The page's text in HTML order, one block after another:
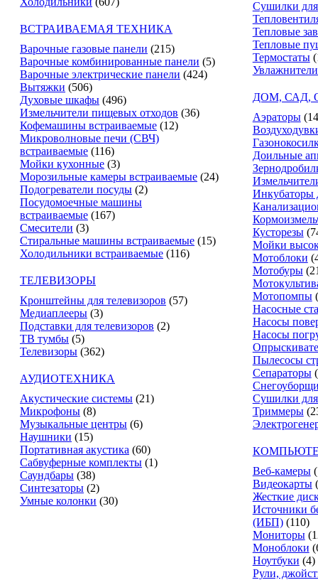
ВСТРАИВАЕМАЯ ТЕХНИКА
Варочные газовые панели (215)
Варочные комбинированные панели (5)
Варочные электрические панели (424)
Вытяжки (506)
Духовые шкафы (496)
Измельчители пищевых отходов (36)
Кофемашины встраиваемые (12)
Микроволновые печи (СВЧ)
встраиваемые (116)
Мойки кухонные (3)
Морозильные камеры встраиваемые (24)
Подогреватели посуды (2)
Посудомоечные машины
встраиваемые (167)
Смесители (3)
Стиральные машины встраиваемые (15)
Холодильники встраиваемые (116)
ТЕЛЕВИЗОРЫ
Кронштейны для телевизоров (57)
Медиаплееры (3)
Подставки для телевизоров (2)
ТВ тумбы (5)
Телевизоры (362)
АУДИОТЕХНИКА
Акустические системы (21)
Микрофоны (8)
Музыкальные центры (6)
Наушники (15)
Портативная акустика (60)
Сабвуферные комплекты (1)
Саундбары (38)
Синтезаторы (2)
Умные колонки (30)
Сушилки
Тепловые
Тепловые
Термостаты
ДОМ, САД,
Аэраторы
Доильные
Инкубаторы
Кусторезы
Мойки
Мотоблоки
Мотобуры
Мотопомпы
Насосные
Насосы
Насосы
Пылесосы
Сепараторы
Сушилки
Триммеры
Веб-камеры
Видеокарты
Жесткие
Источники
(ИБП) (110)
Мониторы
Моноблоки
Ноутбуки (4)
Рули,